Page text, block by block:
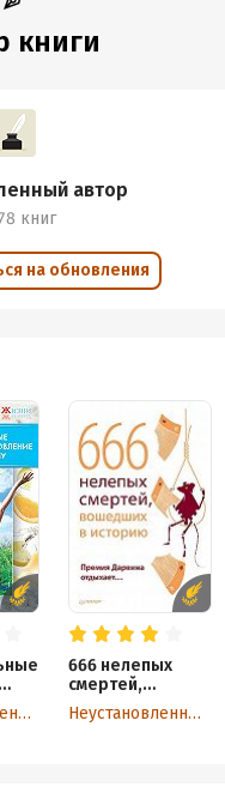
книги
автор
книг
на обновления
Неустановленный автор
666 нелепых
смертей,
вошедших в
историю. Премия
Неустановленный автор